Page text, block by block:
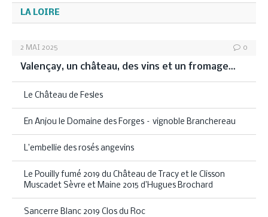
LA LOIRE
2 MAI 2025 0
Valençay, un château, des vins et un fromage…
Le Château de Fesles
En Anjou le Domaine des Forges – vignoble Branchereau
L’embellie des rosés angevins
Le Pouilly fumé 2019 du Château de Tracy et le Clisson
Muscadet Sèvre et Maine 2015 d’Hugues Brochard
Sancerre Blanc 2019 Clos du Roc